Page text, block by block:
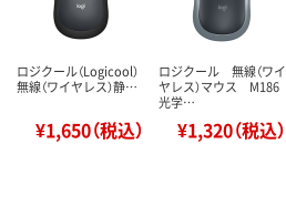
ロジクール（Logicool）
無線（ワイヤレス）静…
¥1,650（税込）
ロジクール 無線（ワイ
ヤレス）マウス M186
光学…
¥1,320（税込）